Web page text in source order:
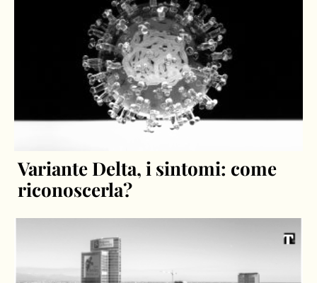
Variante Delta, i sintomi: come
riconoscerla?